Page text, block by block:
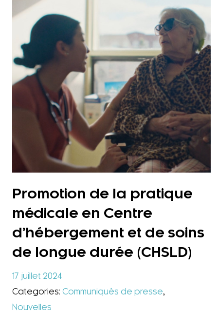
Promotion de la pratique
médicale en Centre
d’hébergement et de soins
de longue durée (CHSLD)
17 juillet 2024
Categories: Communiqués de presse,
Nouvelles